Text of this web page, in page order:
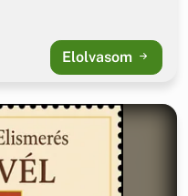
Elolvasom